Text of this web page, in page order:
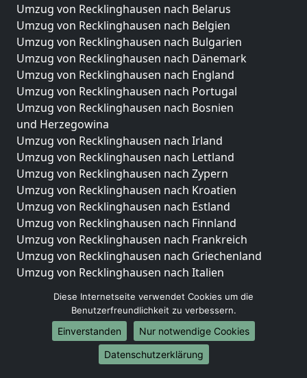
Umzug von Recklinghausen nach Belarus
Umzug von Recklinghausen nach Belgien
Umzug von Recklinghausen nach Bulgarien
Umzug von Recklinghausen nach Dänemark
Umzug von Recklinghausen nach England
Umzug von Recklinghausen nach Portugal
Umzug von Recklinghausen nach Bosnien
und Herzegowina
Umzug von Recklinghausen nach Irland
Umzug von Recklinghausen nach Lettland
Umzug von Recklinghausen nach Zypern
Umzug von Recklinghausen nach Kroatien
Umzug von Recklinghausen nach Estland
Umzug von Recklinghausen nach Finnland
Umzug von Recklinghausen nach Frankreich
Umzug von Recklinghausen nach Griechenland
Umzug von Recklinghausen nach Italien
Umzug von Recklinghausen nach Luxemburg
Umzug von Recklinghausen nach Niederlande
Umzug von Recklinghausen nach Norwegen
Umzüge-Deutschlandweit
Diese Internetseite verwendet Cookies um die
Benutzerfreundlichkeit zu verbessern.
Einverstanden
Nur notwendige Cookies
Datenschutzerklärung